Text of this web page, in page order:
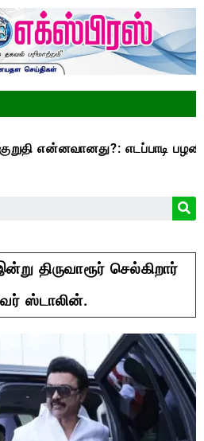
எடப்பாடி பழனிசாமி
திருவாரூர் செல்கிறார்
ஸ்டாலின்.